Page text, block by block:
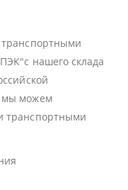
нашего склада
мы можем
транспортными